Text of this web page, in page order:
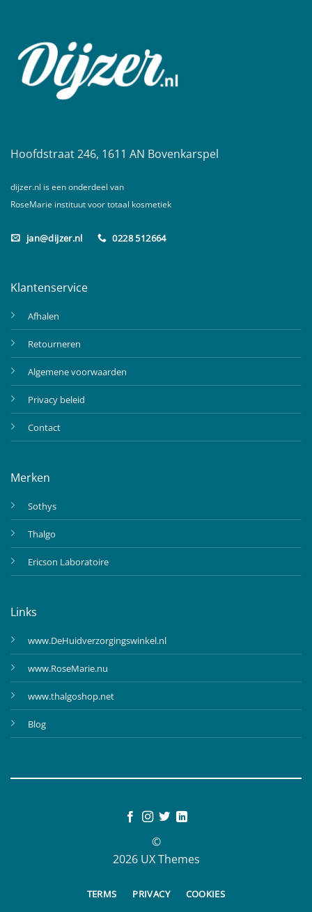
Hoofdstraat 246, 1611 AN Bovenkarspel
dijzer.nl is een onderdeel van
RoseMarie instituut voor totaal kosmetiek
jan@dijzer.nl 0228 512664
Klantenservice
Afhalen
Retourneren
Algemene voorwaarden
Privacy beleid
Contact
Merken
Sothys
Thalgo
Ericson Laboratoire
Links
www.DeHuidverzorgingswinkel.nl
www.RoseMarie.nu
www.thalgoshop.net
Blog
©
2026 UX Themes
TERMS PRIVACY COOKIES